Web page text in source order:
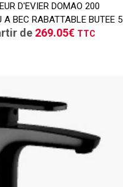
D'EVIER DOMAO 200
A BEC RABATTABLE BUTEE 5
de 269.05€ TTC
CONSULTER
Demande de devis